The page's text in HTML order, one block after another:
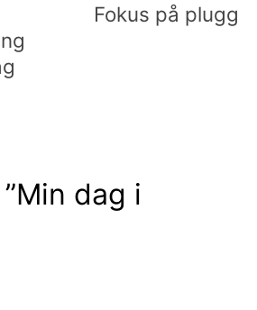
Fokus på plugg
Min dag i